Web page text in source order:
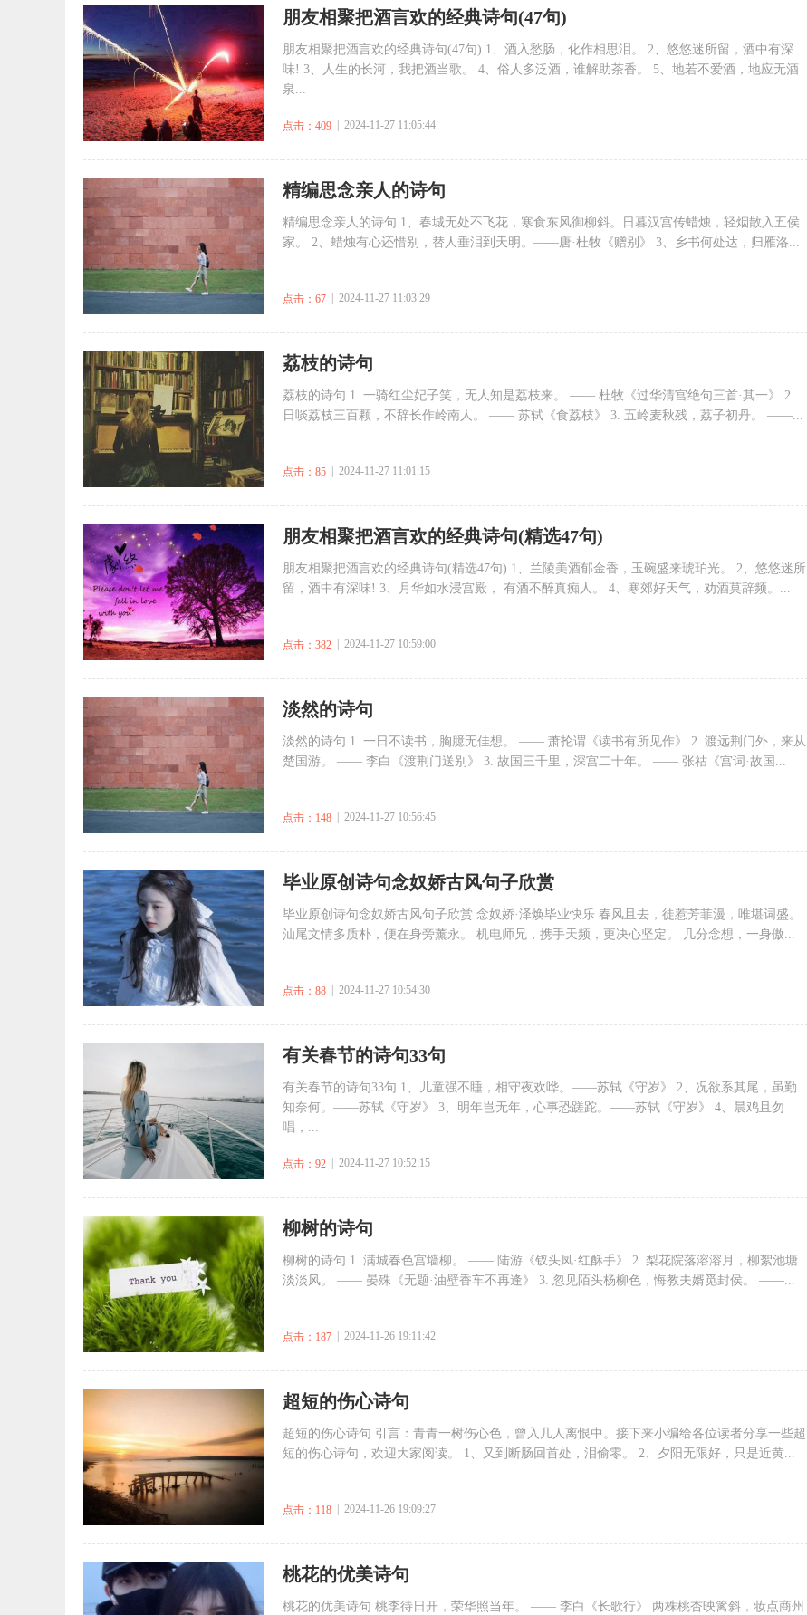
​朋友相聚把酒言欢的经典诗句(47句)
朋友相聚把酒言欢的经典诗句(47句) 1、酒入愁肠，化作相思泪。 2、悠悠迷所留，酒中有深
味! 3、人生的长河，我把酒当歌。 4、俗人多泛酒，谁解助茶香。 5、地若不爱酒，地应无酒
泉...
点击：409 | 2024-11-27 11:05:44
​精编思念亲人的诗句
精编思念亲人的诗句 1、春城无处不飞花，寒食东风御柳斜。日暮汉宫传蜡烛，轻烟散入五侯
家。 2、蜡烛有心还惜别，替人垂泪到天明。——唐·杜牧《赠别》 3、乡书何处达，归雁洛...
点击：67 | 2024-11-27 11:03:29
​荔枝的诗句
荔枝的诗句 1. 一骑红尘妃子笑，无人知是荔枝来。 —— 杜牧《过华清宫绝句三首·其一》 2.
日啖荔枝三百颗，不辞长作岭南人。 —— 苏轼《食荔枝》 3. 五岭麦秋残，荔子初丹。 ——...
点击：85 | 2024-11-27 11:01:15
​朋友相聚把酒言欢的经典诗句(精选47句)
朋友相聚把酒言欢的经典诗句(精选47句) 1、兰陵美酒郁金香，玉碗盛来琥珀光。 2、悠悠迷所
留，酒中有深味! 3、月华如水浸宫殿， 有酒不醉真痴人。 4、寒郊好天气，劝酒莫辞频。...
点击：382 | 2024-11-27 10:59:00
​淡然的诗句
淡然的诗句 1. 一日不读书，胸臆无佳想。 —— 萧抡谓《读书有所见作》 2. 渡远荆门外，来从
楚国游。 —— 李白《渡荆门送别》 3. 故国三千里，深宫二十年。 —— 张祜《宫词·故国...
点击：148 | 2024-11-27 10:56:45
​毕业原创诗句念奴娇古风句子欣赏
毕业原创诗句念奴娇古风句子欣赏 念奴娇·泽焕毕业快乐 春风且去，徒惹芳菲漫，唯堪词盛。
汕尾文情多质朴，便在身旁薰永。 机电师兄，携手天频，更决心坚定。 几分念想，一身傲...
点击：88 | 2024-11-27 10:54:30
​有关春节的诗句33句
有关春节的诗句33句 1、儿童强不睡，相守夜欢哗。——苏轼《守岁》 2、况欲系其尾，虽勤
知奈何。——苏轼《守岁》 3、明年岂无年，心事恐蹉跎。——苏轼《守岁》 4、晨鸡且勿
唱，...
点击：92 | 2024-11-27 10:52:15
​柳树的诗句
柳树的诗句 1. 满城春色宫墙柳。 —— 陆游《钗头凤·红酥手》 2. 梨花院落溶溶月，柳絮池塘
淡淡风。 —— 晏殊《无题·油壁香车不再逢》 3. 忽见陌头杨柳色，悔教夫婿觅封侯。 ——...
点击：187 | 2024-11-26 19:11:42
​超短的伤心诗句
超短的伤心诗句 引言：青青一树伤心色，曾入几人离恨中。接下来小编给各位读者分享一些超
短的伤心诗句，欢迎大家阅读。 1、又到断肠回首处，泪偷零。 2、夕阳无限好，只是近黄...
点击：118 | 2024-11-26 19:09:27
​桃花的优美诗句
桃花的优美诗句 桃李待日开，荣华照当年。 —— 李白《长歌行》 两株桃杏映篱斜，妆点商州